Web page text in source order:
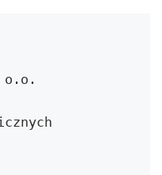
o.o.